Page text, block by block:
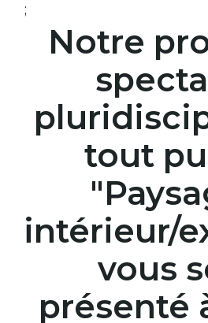
;
Notre
tout
intérieur/
vous
présenté